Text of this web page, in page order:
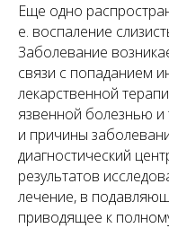
Еще одно
е. воспаление
Заболевание
связи с попаданием
лекарственной
язвенной болезнью и
и причины
диагностический
результатов
лечение, в
приводящее к